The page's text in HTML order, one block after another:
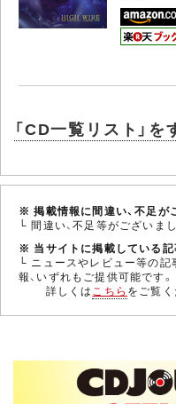
「CD一覧リスト」
※ 掲載情報に間違い、不足が
└ 間違い、不足等がございまし
※ 当サイトに掲載している記
└ ニュースやレビュー等の記
報、いずれもご提供可能です。
詳しくはこちら をご覧く